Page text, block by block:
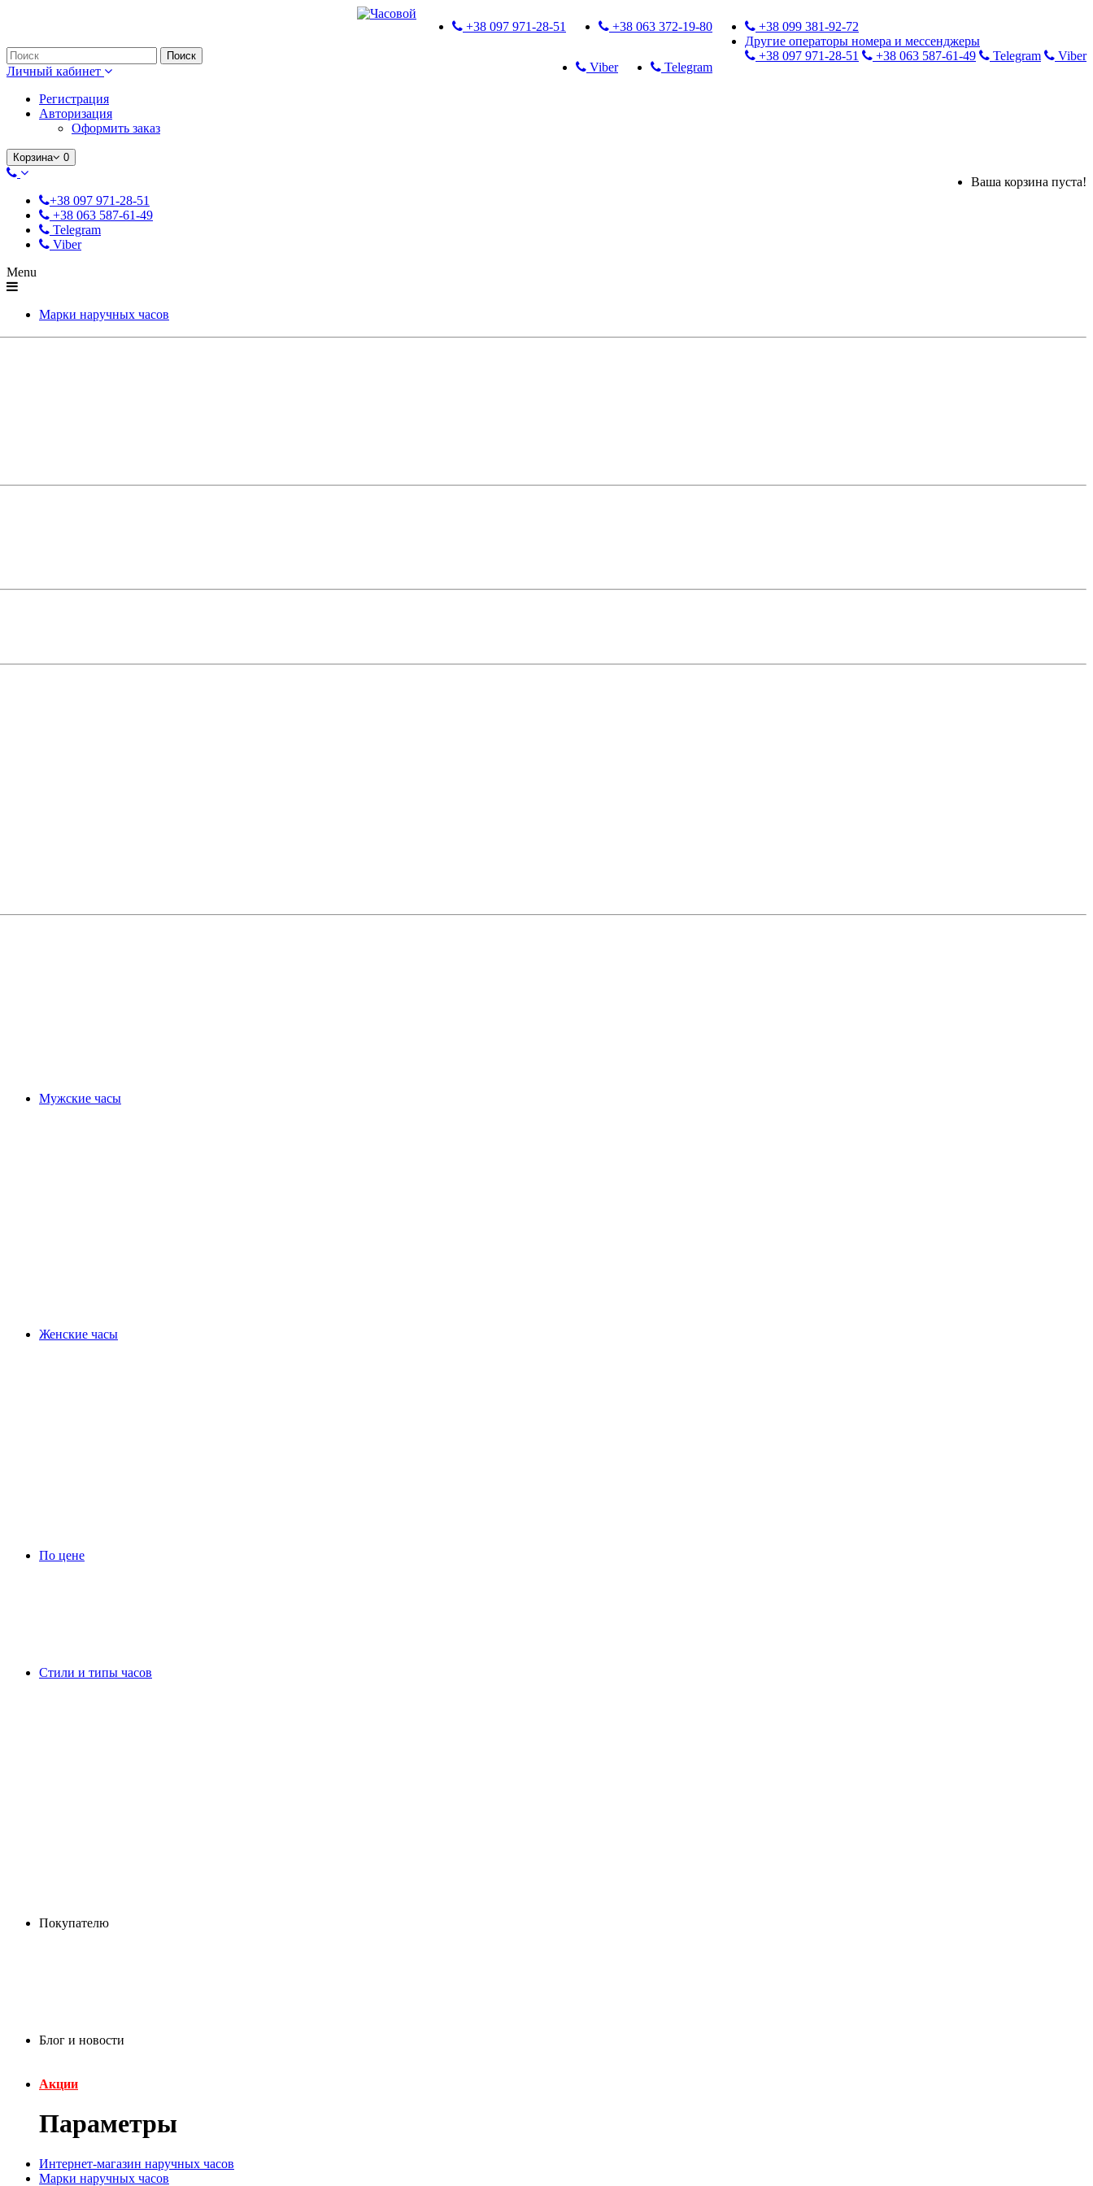
+38 099 381-92-72
Другие операторы номера и мессенджеры
+38 097 971-28-51
+38 063 587-61-49 Telegram Viber
+38 063 372-19-80
+38 097 971-28-51
Telegram
Viber
Поиск
Личный кабинет
Регистрация
Авторизация
Оформить заказ
Корзина 0
Ваша корзина пуста!
+38 097 971-28-51
+38 063 587-61-49
Telegram
Viber
Menu
Марки наручных часов
Мужские часы
Женские часы
По цене
Стили и типы часов
Покупателю
Блог и новости
Акции
Параметры
Интернет-магазин наручных часов
Марки наручных часов